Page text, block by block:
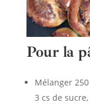
Pour la
Mélanger
3 cs de